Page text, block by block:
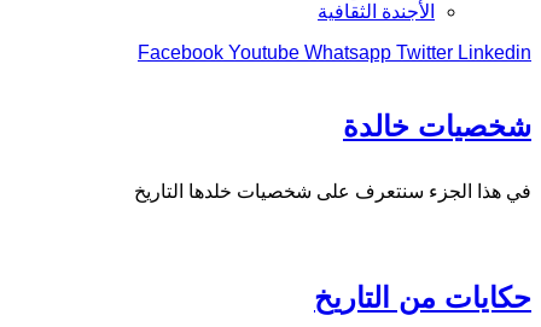
الأجندة الثقافية
Facebook Youtube Whatsapp Twitter Linkedin
شخصيات خالدة
في هذا الجزء سنتعرف على شخصيات خلدها التاريخ
حكايات من التاريخ